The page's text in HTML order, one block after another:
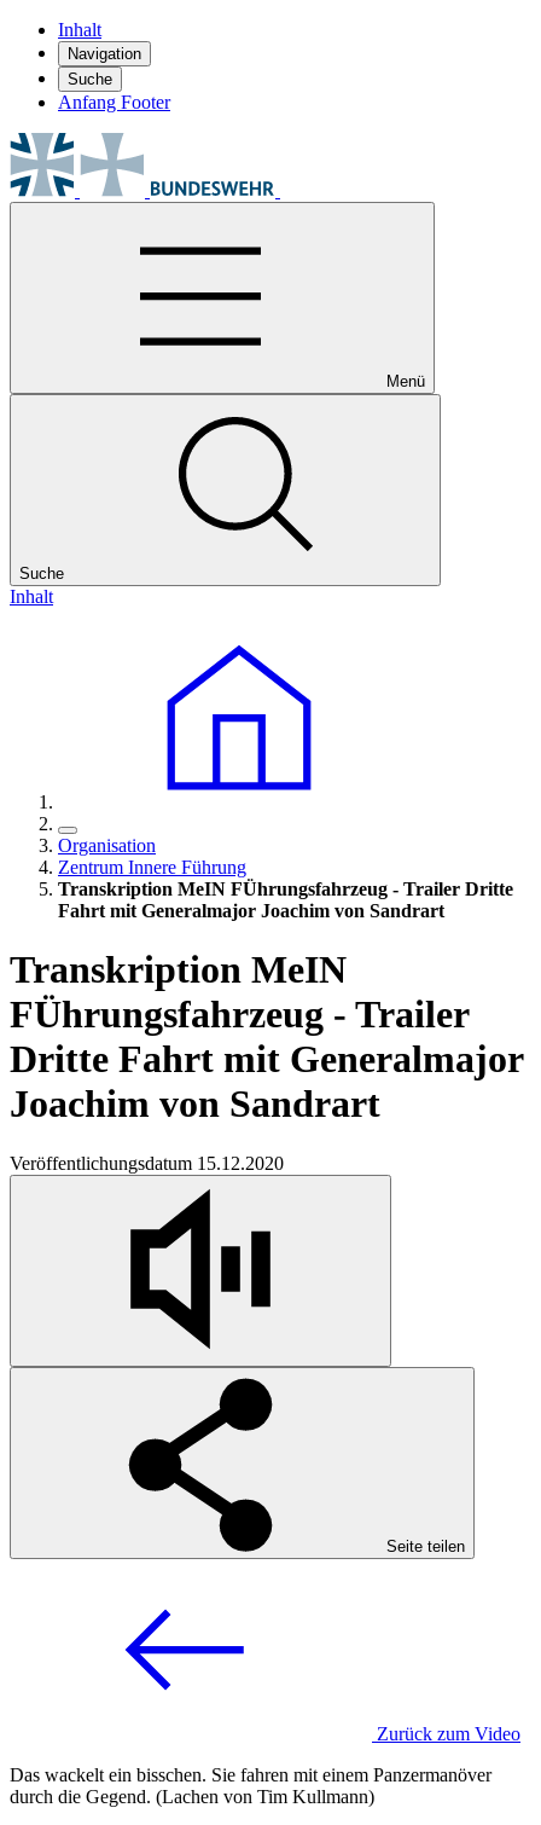
Inhalt
Navigation
Suche
Anfang Footer
Menü
Suche
Inhalt
Organisation
Zentrum Innere Führung
Transkription MeIN FÜhrungsfahrzeug - Trailer Dritte
Fahrt mit Generalmajor Joachim von Sandrart
Transkription MeIN
FÜhrungsfahrzeug - Trailer
Dritte Fahrt mit Generalmajor
Joachim von Sandrart
Veröffentlichungsdatum 15.12.2020
Seite teilen
Zurück zum Video
Das wackelt ein bisschen. Sie fahren mit einem Panzermanöver
durch die Gegend. (Lachen von Tim Kullmann)